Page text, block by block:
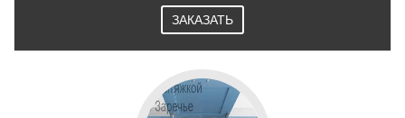
ЗАКАЗАТЬ